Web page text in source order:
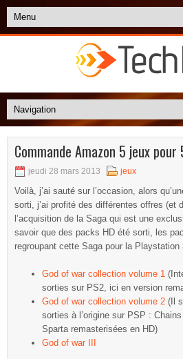
Commande Amazon 5 jeux pour
jeudi 28 mars 2013 jeux
Voilà, j’ai sauté sur l’occasion, alors
sorti, j’ai profité des différentes offres (et
l’acquisition de la Saga qui est une
savoir que des packs HD été sorti, les
regroupant cette Saga pour la Playstation
God of war collection volume 1
sorties sur PS2, ici en version
God of war collection volume 2 (Il
sorties à l’origine sur PSP :
Sparta remasterisées en HD)
God of war III